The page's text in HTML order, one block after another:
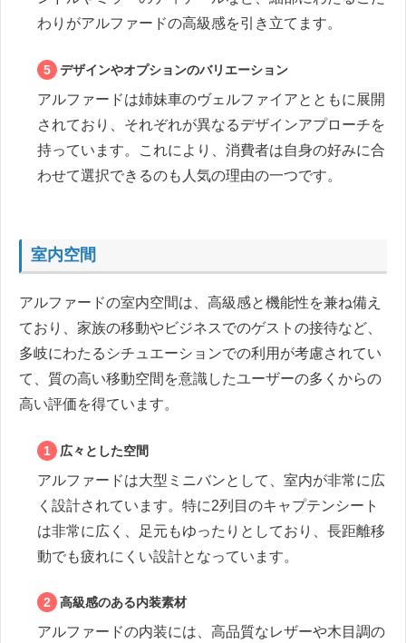
わりがアルファードの高級感を引き立てます。
デザインやオプションのバリエーション
アルファードは姉妹車のヴェルファイアとともに展開
されており、それぞれが異なるデザインアプローチを
持っています。これにより、消費者は自身の好みに合
わせて選択できるのも人気の理由の一つです。
室内空間
アルファードの室内空間は、高級感と機能性を兼ね備え
ており、家族の移動やビジネスでのゲストの接待など、
多岐にわたるシチュエーションでの利用が考慮されてい
て、質の高い移動空間を意識したユーザーの多くからの
高い評価を得ています。
広々とした空間
アルファードは大型ミニバンとして、室内が非常に広
く設計されています。特に2列目のキャプテンシート
は非常に広く、足元もゆったりとしており、長距離移
動でも疲れにくい設計となっています。
高級感のある内装素材
アルファードの内装には、高品質なレザーや木目調の